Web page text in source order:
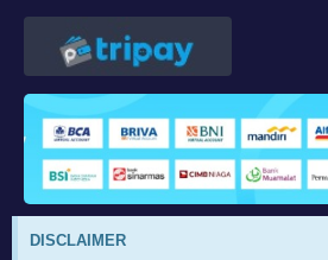
DISCLAIMER